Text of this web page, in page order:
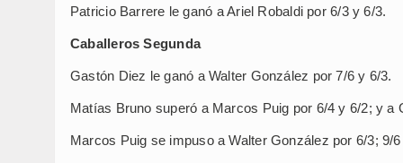
Patricio Barrere le ganó a Ariel Robaldi por 6/3 y 6/3.
Caballeros Segunda
Gastón Diez le ganó a Walter González por 7/6 y 6/3.
Matías Bruno superó a Marcos Puig por 6/4 y 6/2; y a
Marcos Puig se impuso a Walter González por 6/3; 9/